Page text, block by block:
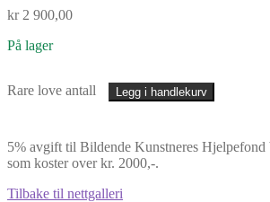
kr2 900,00
På lager
Rare love antall Legg i handlekurv
5% avgift til Bildende Kunstneres
som koster over kr. 2000,-.
Tilbake til nettgalleri